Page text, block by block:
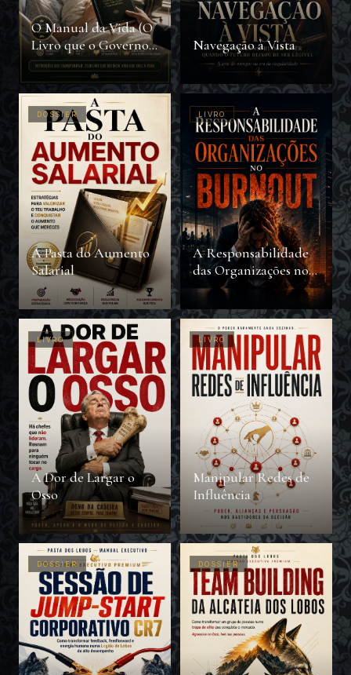
O Manual da Vida (O
Livro que o Governo
não Quer Que Você
Leia)
Navegação à Vista
DOSSIER
A Pasta do Aumento
Salarial
LIVRO
A Responsabilidade
das Organizações no
Burnout
LIVRO
A Dor de Largar o
Osso
LIVRO
Manipular Redes de
Influência
DOSSIER DOSSIER